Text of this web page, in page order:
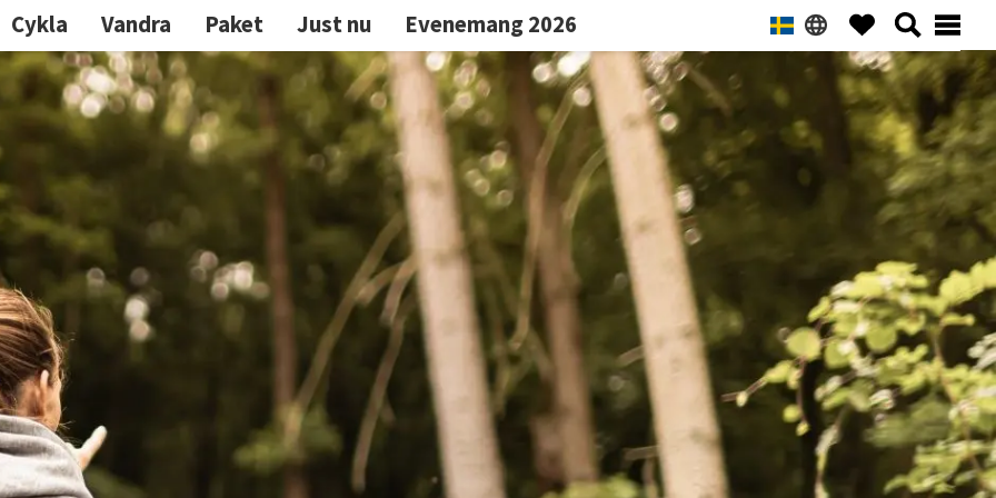
Cykla Vandra Paket Just nu Evenemang 2026